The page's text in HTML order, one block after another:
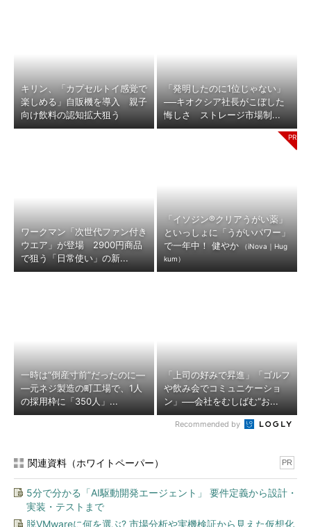
キリン、「カプセルトイ感覚で
楽しめる」自販機を導入 親子
向け飲料の認知拡大狙う
「発明したのに1位じゃない」
──キオクシア社長がこぼした
悔しさ ストレージ市場制...
ワークマン「次世代ファン付き
ウエア」が登場 2900円商品
で狙う「日常使い」の新...
「イソジン®クリアうがい薬」
といっしょに「うがいパワー」
で一年中！ 健やか
（iNova｜Hug
kum）
一時は“倒産寸前”だったのに―
―元ネジ製造の町工場で、1人
の採用枠に「350人」...
「上司の好みで昇進」「ゴルフ
や飲み会でコミュニケーショ
ン」──会社をむしばむ“お...
Recommended by
関連資料（ホワイトペーパー） PR
5分で分かる「AI駆動開発エージェント」 要件定義から設計・
実装・テストまで
脱VMwareに何を選ぶ? 市場分析や実機検証から見えた仮想化